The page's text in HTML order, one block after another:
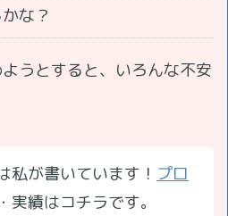
な？
うとすると、いろんな不安
私が書いています！ プロ
・実績はコチラです。